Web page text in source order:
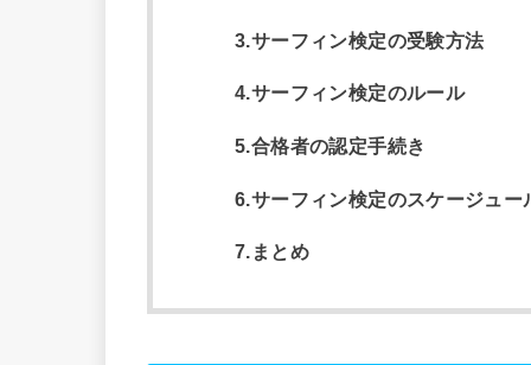
3.サーフィン検定の受験方法
4.サーフィン検定のルール
5.合格者の認定手続き
6.サーフィン検定のスケージュー
7.まとめ